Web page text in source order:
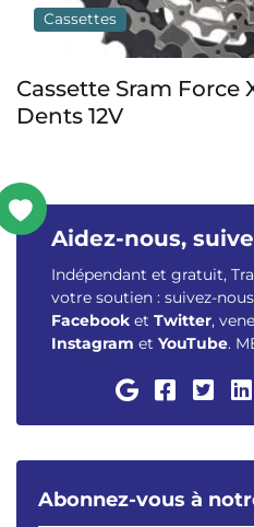
Cassettes
Cassette Sram Force
Dents 12V
Aidez-nous,
Indépendant et gratuit,
votre soutien : suivez-
Facebook et Twitter,
Instagram et YouTube.
Abonnez-vous à